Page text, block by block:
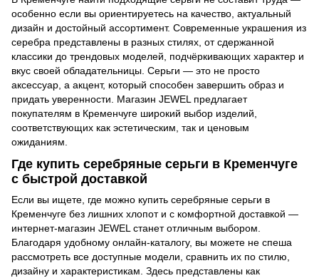
особенно если вы ориентируетесь на качество, актуальный
дизайн и достойный ассортимент. Современные украшения из
серебра представлены в разных стилях, от сдержанной
классики до трендовых моделей, подчёркивающих характер и
вкус своей обладательницы. Серьги — это не просто
аксессуар, а акцент, который способен завершить образ и
придать уверенности. Магазин JEWEL предлагает
покупателям в Кременчуге широкий выбор изделий,
соответствующих как эстетическим, так и ценовым
ожиданиям.
Где купить серебряные серьги в Кременчуге
с быстрой доставкой
Если вы ищете, где можно купить серебряные серьги в
Кременчуге без лишних хлопот и с комфортной доставкой —
интернет-магазин JEWEL станет отличным выбором.
Благодаря удобному онлайн-каталогу, вы можете не спеша
рассмотреть все доступные модели, сравнить их по стилю,
дизайну и характеристикам. Здесь представлены как